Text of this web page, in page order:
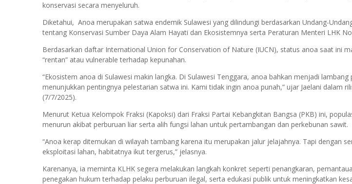
konservasi secara menyeluruh.
Diketahui, Anoa merupakan satwa endemik Sulawesi yang dilindungi berdasarkan Undang-
tentang Konservasi Sumber Daya Alam Hayati dan Ekosistemnya serta Peraturan Menteri LHK
Berdasarkan daftar International Union for Conservation of Nature (IUCN), status anoa saat ini
“rentan” atau vulnerable terhadap kepunahan.
“Ekosistem anoa di Sulawesi makin langka. Di Sulawesi Tenggara, anoa bahkan menjadi lambang
menunjukkan pentingnya pelestarian satwa ini. Kami tidak ingin anoa punah,” ujar Jaelani dalam
(7/7/2025).
Menurut Ketua Kelompok Fraksi (Kapoksi) dari Fraksi Partai Kebangkitan Bangsa (PKB) ini,
menurun akibat perburuan liar serta alih fungsi lahan untuk pertambangan dan perkebunan sawit.
“Anoa kerap ditemukan di wilayah tambang karena itu merupakan jalur jelajahnya. Tapi dengan
eksploitasi lahan, habitatnya ikut tergerus,” jelasnya.
Karenanya, ia meminta KLHK segera melakukan langkah konkret seperti penangkaran,
penegakan hukum terhadap pelaku perburuan ilegal, serta edukasi publik untuk meningkatkan